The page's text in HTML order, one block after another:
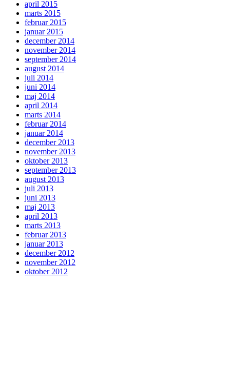
april 2015
marts 2015
februar 2015
januar 2015
december 2014
november 2014
september 2014
august 2014
juli 2014
juni 2014
maj 2014
april 2014
marts 2014
februar 2014
januar 2014
december 2013
november 2013
oktober 2013
september 2013
august 2013
juli 2013
juni 2013
maj 2013
april 2013
marts 2013
februar 2013
januar 2013
december 2012
november 2012
oktober 2012